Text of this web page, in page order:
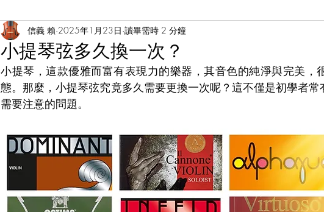
小提琴弦多久換一次？
信義 賴 2025年1月23日 讀畢需時 2 分鐘
小提琴，這款優雅而富有表現力的樂器，其音色的純淨與完美，
態。那麼，小提琴弦究竟多久需要更換一次呢？這不僅是初學者
需要注意的問題。